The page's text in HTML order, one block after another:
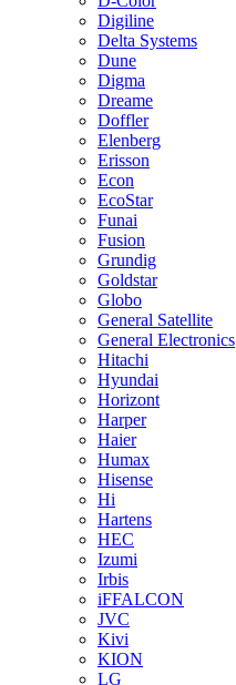
Digiline
Delta Systems
Dune
Digma
Dreame
Doffler
Elenberg
Erisson
Econ
EcoStar
Funai
Fusion
Grundig
Goldstar
Globo
General Satellite
General Electronics
Hitachi
Hyundai
Horizont
Harper
Haier
Humax
Hisense
Hi
Hartens
HEC
Izumi
Irbis
iFFALCON
JVC
Kivi
KION
LG